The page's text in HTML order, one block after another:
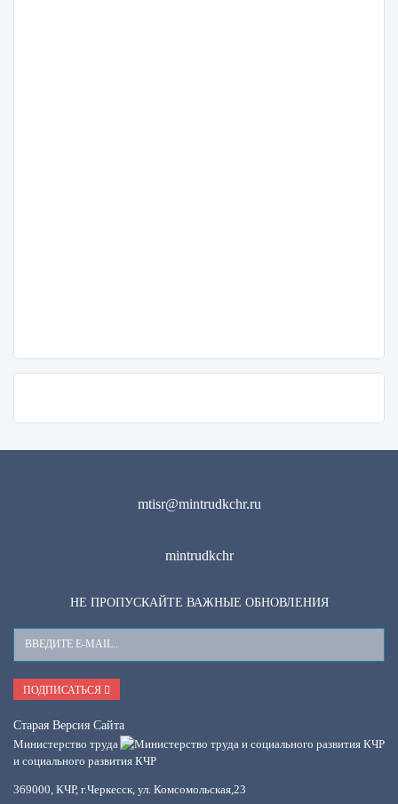
mtisr@mintrudkchr.ru
mintrudkchr
НЕ ПРОПУСКАЙТЕ ВАЖНЫЕ ОБНОВЛЕНИЯ
Ваш
E-
Mail
ПОДПИСАТЬСЯ
Старая Версия Сайта
Министерство труда
и социального развития КЧР
369000, КЧР, г.Черкесск, ул. Комсомольская,23